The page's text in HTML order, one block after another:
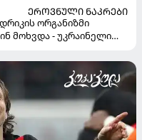
ᲔᲠᲝᲕᲜᲣᲚᲘ ᲜᲐᲙᲠᲔᲑᲘ
ორგანიზმი
მოხვდა - უკრაინელი